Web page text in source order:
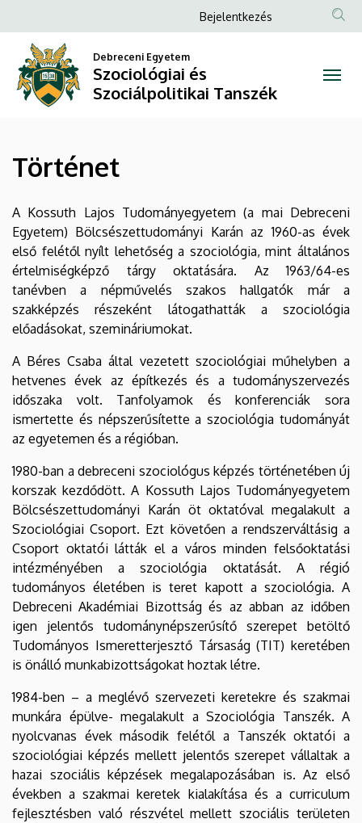
Szociológiai
Szociálpolitikai
Tanszék
a
tartalomra
Anonim
fiók
menüje
Bejelentkezés
Debreceni Egyetem
Szociológiai és
Szociálpolitikai Tanszék
Történet
A Kossuth Lajos Tudományegyetem (a mai Debreceni
Egyetem) Bölcsészettudományi Karán az 1960-as évek
első felétől nyílt lehetőség a szociológia, mint általános
értelmiségképző tárgy oktatására. Az 1963/64-es
tanévben a népművelés szakos hallgatók már a
szakképzés részeként látogathatták a szociológia
előadásokat, szemináriumokat.
A Béres Csaba által vezetett szociológiai műhelyben a
hetvenes évek az építkezés és a tudományszervezés
időszaka volt. Tanfolyamok és konferenciák sora
ismertette és népszerűsítette a szociológia tudományát
az egyetemen és a régióban.
1980-ban a debreceni szociológus képzés történetében új
korszak kezdődött. A Kossuth Lajos Tudományegyetem
Bölcsészettudományi Karán öt oktatóval megalakult a
Szociológiai Csoport. Ezt követően a rendszerváltásig a
Csoport oktatói látták el a város minden felsőoktatási
intézményében a szociológia oktatását. A régió
tudományos életében is teret kapott a szociológia. A
Debreceni Akadémiai Bizottság és az abban az időben
igen jelentős tudománynépszerűsítő szerepet betöltő
Tudományos Ismeretterjesztő Társaság (TIT) keretében
is önálló munkabizottságokat hoztak létre.
1984-ben – a meglévő szervezeti keretekre és szakmai
munkára épülve- megalakult a Szociológia Tanszék. A
nyolcvanas évek második felétől a Tanszék oktatói a
szociológiai képzés mellett jelentős szerepet vállaltak a
hazai szociális képzések megalapozásában is. Az első
években a szakmai keretek kialakítása és a curriculum
fejlesztésben való részvétel mellett szociális területen